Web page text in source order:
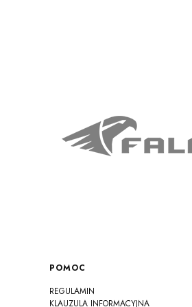
Linki w stopce
POMOC
REGULAMIN
KLAUZULA INFORMACYJNA